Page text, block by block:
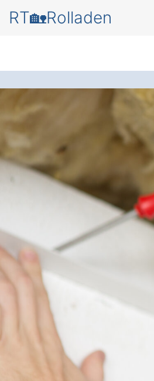
RT🏡Rolladen
Mehr
Komfortfür
Zuhause –
modernen
in
Kriegshut.
Moderne
Verdunkelung,
verbesserte